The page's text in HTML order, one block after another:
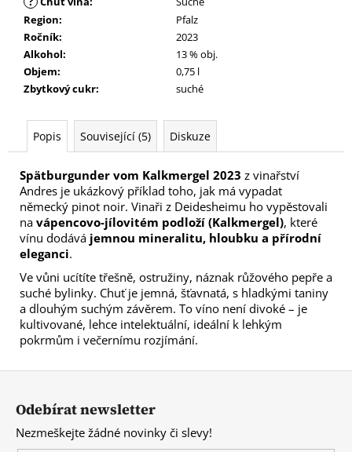
Region:
Pfalz
Ročník:
2023
Alkohol:
13 % obj.
Objem:
0,75 l
Zbytkový cukr: suché
Popis Související (5) Diskuze
Spätburgunder vom Kalkmergel 2023 z vinařství
Andres je ukázkový příklad toho, jak má vypadat
německý pinot noir. Vinaři z Deidesheimu ho vypěstovali
na vápencovo-jílovitém podloží (Kalkmergel), které
vínu dodává jemnou mineralitu, hloubku a přírodní
eleganci.
Ve vůni ucítíte třešně, ostružiny, náznak růžového pepře a
suché bylinky. Chuť je jemná, šťavnatá, s hladkými taniny
a dlouhým suchým závěrem. To víno není divoké – je
kultivované, lehce intelektuální, ideální k lehkým
pokrmům i večernímu rozjímání.
Z
Odebírat newsletter
Nezmeškejte žádné novinky či slevy!